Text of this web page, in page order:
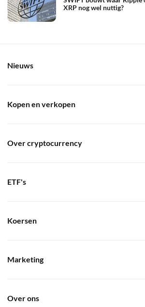
XRP nog wel nuttig?
Nieuws
Kopen en verkopen
Over cryptocurrency
ETF's
Koersen
Marketing
Over ons